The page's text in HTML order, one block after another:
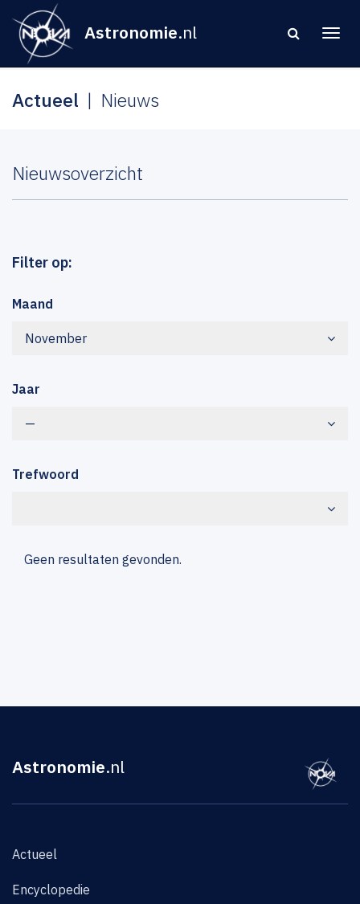
Astronomie.nl
Actueel Nieuws
Nieuwsoverzicht
Filter op:
Maand
November
Jaar
—
Trefwoord
Geen resultaten gevonden.
Astronomie.nl
Actueel
Encyclopedie